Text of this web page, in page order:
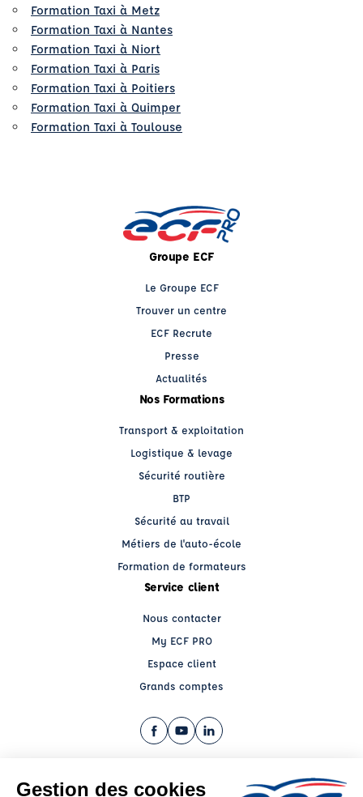
Formation Taxi à Metz
Formation Taxi à Nantes
Formation Taxi à Niort
Formation Taxi à Paris
Formation Taxi à Poitiers
Formation Taxi à Quimper
Formation Taxi à Toulouse
Groupe ECF
Le Groupe ECF
Trouver un centre
ECF Recrute
Presse
Actualités
Nos Formations
Transport & exploitation
Logistique & levage
Sécurité routière
BTP
Sécurité au travail
Métiers de l'auto-école
Formation de formateurs
Service client
Nous contacter
My ECF PRO
Espace client
Grands comptes
Facebook (nouvelle fenêtre)
YouTube (nouvelle fenêtre)
LinkedIn (nouvelle fenêtre)